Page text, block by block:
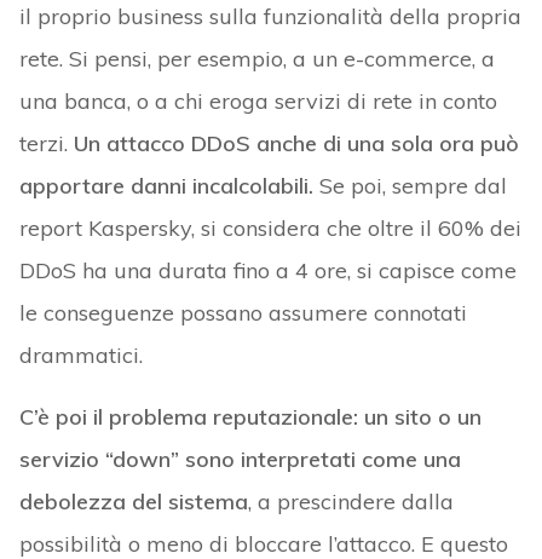
il proprio business sulla funzionalità della propria
rete. Si pensi, per esempio, a un e-commerce, a
una banca, o a chi eroga servizi di rete in conto
terzi. Un attacco DDoS anche di una sola ora può
apportare danni incalcolabili. Se poi, sempre dal
report Kaspersky, si considera che oltre il 60% dei
DDoS ha una durata fino a 4 ore, si capisce come
le conseguenze possano assumere connotati
drammatici.
C’è poi il problema reputazionale: un sito o un
servizio “down” sono interpretati come una
debolezza del sistema, a prescindere dalla
possibilità o meno di bloccare l’attacco. E questo